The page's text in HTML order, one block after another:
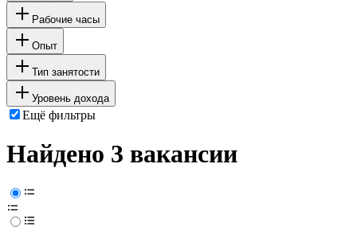
Рабочие часы
Опыт
Тип занятости
Уровень дохода
Ещё фильтры
Найдено 3 вакансии